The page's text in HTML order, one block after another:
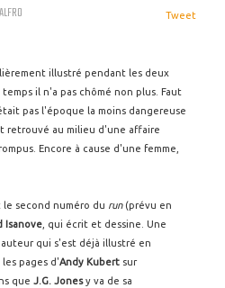
ALFRO Tweet
illustré pendant les deux
il n'a pas chômé non plus. Faut
pas l'époque la moins dangereuse
retrouvé au milieu d'une affaire
Encore à cause d'une femme,
second numéro du run(prévu en
Isanove , qui écrit et dessine. Une
qui s'est déjà illustré en
pages d'Andy Kubert sur
que J.G. Jonesy va de sa